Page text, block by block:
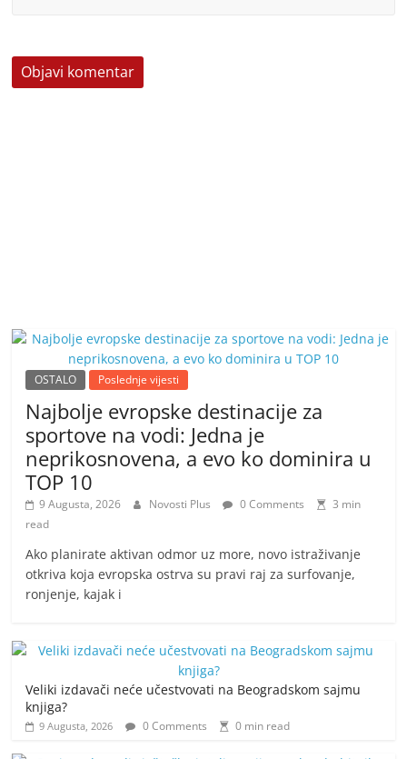
OSTALO Poslednje vijesti
Najbolje evropske destinacije za
sportove na vodi: Jedna je
neprikosnovena, a evo ko dominira u
TOP 10
9 Augusta, 2026 Novosti Plus 0 Comments
3 min
read
Ako planirate aktivan odmor uz more, novo istraživanje
otkriva koja evropska ostrva su pravi raj za surfovanje,
ronjenje, kajak i
Veliki izdavači neće učestvovati na Beogradskom sajmu
knjiga?
9 Augusta, 2026 0 Comments 0 min read